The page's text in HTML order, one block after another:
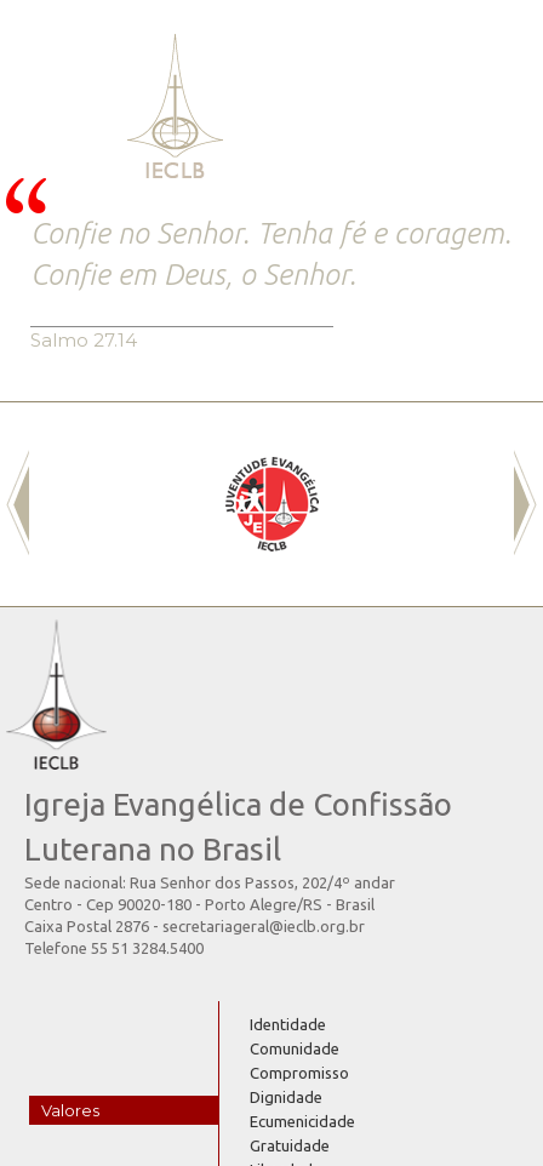
Confie no Senhor. Tenha fé e coragem.
Confie em Deus, o Senhor.
Salmo 27.14
Igreja Evangélica de Confissão
Luterana no Brasil
Sede nacional: Rua Senhor dos Passos, 202/4º andar
Centro - Cep 90020-180 - Porto Alegre/RS - Brasil
Caixa Postal 2876 - secretariageral@ieclb.org.br
Telefone 55 51 3284.5400
Valores
Identidade
Comunidade
Compromisso
Dignidade
Ecumenicidade
Gratuidade